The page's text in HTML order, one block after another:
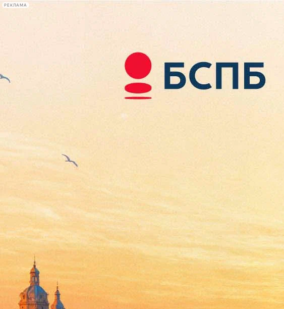
РЕКЛАМА
лекции
книги